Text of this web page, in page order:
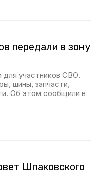
передали в зону
для участников СВО.
шины, запчасти,
Об этом сообщили в
Шпаковского